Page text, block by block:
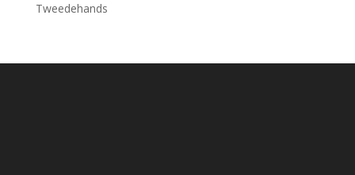
Tweedehands